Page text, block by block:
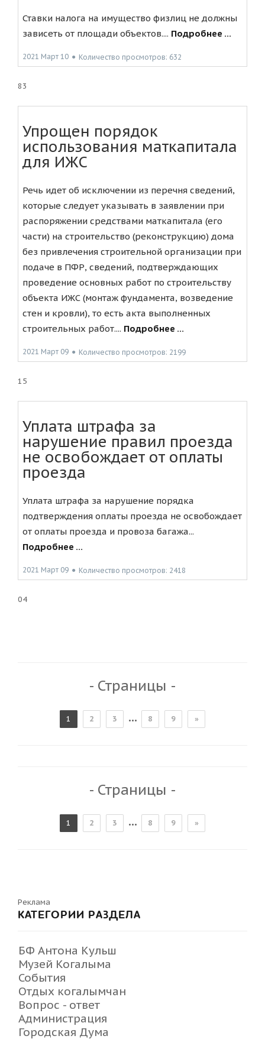
Ставки налога на имущество физлиц не должны
зависеть от площади объектов.... Подробнее ...
2021 Март 10 ● Количество просмотров: 632
83
Упрощен порядок
использования маткапитала
для ИЖС
Речь идет об исключении из перечня сведений,
которые следует указывать в заявлении при
распоряжении средствами маткапитала (его
части) на строительство (реконструкцию) дома
без привлечения строительной организации при
подаче в ПФР, сведений, подтверждающих
проведение основных работ по строительству
объекта ИЖС (монтаж фундамента, возведение
стен и кровли), то есть акта выполненных
строительных работ.... Подробнее ...
2021 Март 09 ● Количество просмотров: 2199
15
Уплата штрафа за
нарушение правил проезда
не освобождает от оплаты
проезда
Уплата штрафа за нарушение порядка
подтверждения оплаты проезда не освобождает
от оплаты проезда и провоза багажа...
Подробнее ...
2021 Март 09 ● Количество просмотров: 2418
04
- Страницы -
1 2 3 ... 8 9 »
- Страницы -
1 2 3 ... 8 9 »
Реклама
КАТЕГОРИИ РАЗДЕЛА
БФ Антона Кульш
Музей Когалыма
События
Отдых когалымчан
Вопрос - ответ
Администрация
Городская Дума